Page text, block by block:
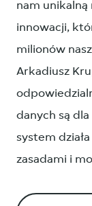
nam unikalną
innowacji,
milionów
Arkadiusz
danych są
system
zasadami i